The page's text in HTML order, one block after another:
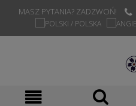
MASZ PYTANIA? ZADZWOŃ!